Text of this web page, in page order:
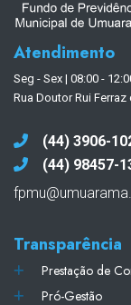
Atendimento
Seg - Sex | 08:00 -
Rua Doutor Rui
(44) 3906-
(44) 98457-
Transparência
Prestação de
Pró-Gestão